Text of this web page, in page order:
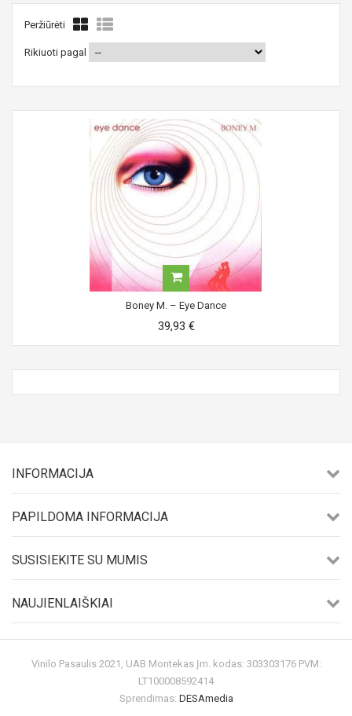
Peržiūrėti
Rikiuoti pagal
Boney M. ‎– Eye Dance
39,93 €
INFORMACIJA
PAPILDOMA INFORMACIJA
SUSISIEKITE SU MUMIS
NAUJIENLAIŠKIAI
Vinilo Pasaulis 2021, UAB Montekas Įm. kodas: 303303176 PVM:
LT100008592414
Sprendimas: DESAmedia